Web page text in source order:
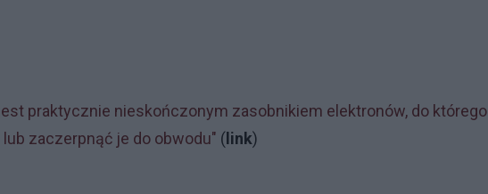
praktycznie nieskończonym zasobnikiem elektronów, do którego
zaczerpnąć je do obwodu" ( link)